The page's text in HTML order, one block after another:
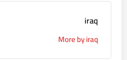
iraq
More by iraq